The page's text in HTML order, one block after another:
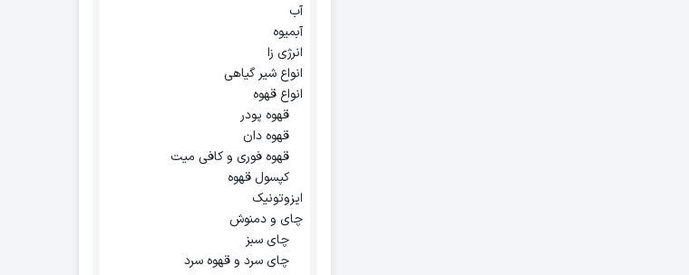
آب
آبمیوه
انرژی زا
انواع شیر گیاهی
انواع قهوه
قهوه پودر
قهوه دان
قهوه فوری و کافی میت
کپسول قهوه
ایزوتونیک
چای و دمنوش
چای سبز
چای سرد و قهوه سرد